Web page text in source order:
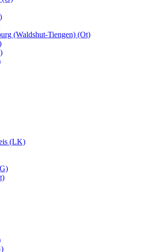
(Waldshut-Tiengen) (Ot)
(LK)